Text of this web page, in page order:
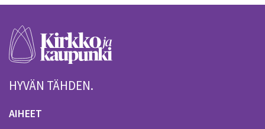
HYVÄN TÄHDEN.
AIHEET